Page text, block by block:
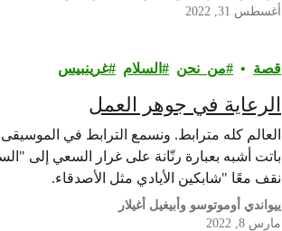
أغسطس 31, 2022
قصة من_نحن السلام غرينبيس‎
الرعاية في جوهر العمل
العالم كله مترابط. ونسمع الترابط في
باتت أشبه بعبارة رنّانة على غرار السعي إلى
نقف معًا "شابكين الأيادي مثل الأصدقاء.
ييواندي أوموتوسو وأبيغيل أغيلار
مارس 8, 2022